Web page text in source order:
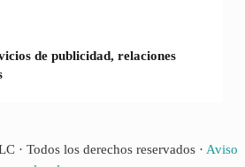
de publicidad, relaciones
· Todos los derechos reservados · Aviso